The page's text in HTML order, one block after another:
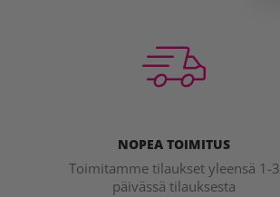
NOPEA TOIMITUS
Toimitamme tilaukset yleensä 1-3
päivässä tilauksesta